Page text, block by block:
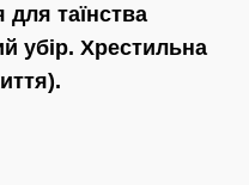
таїнства
убір. Хрестильна